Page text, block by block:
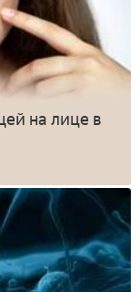
на лице в